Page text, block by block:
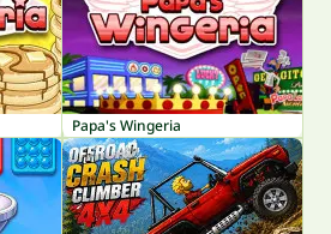
Papa's Wingeria